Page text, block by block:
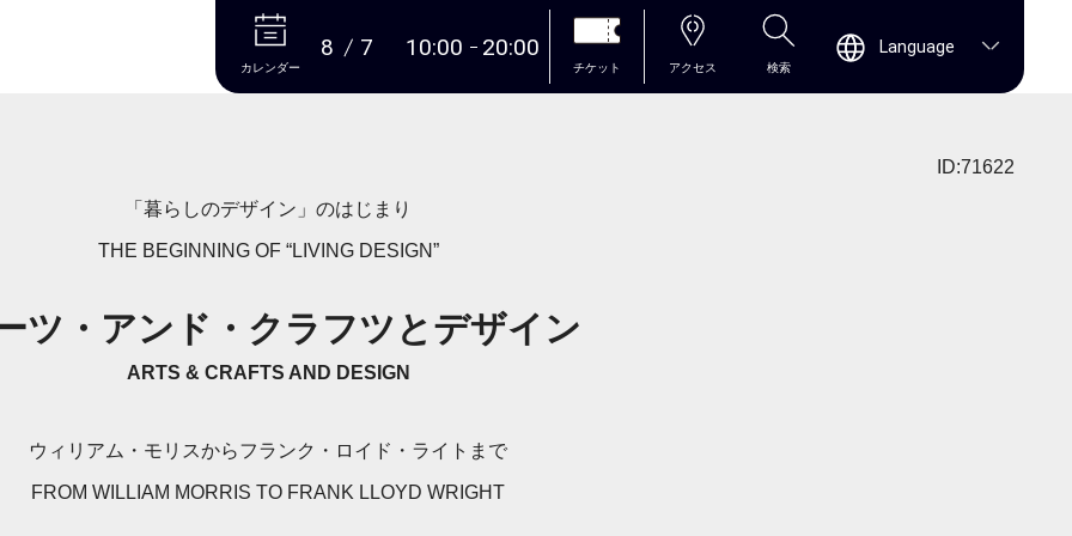
本文へ
カレンダー
8 7 10:00 20:00
チケット アクセス 検索
Language
ID:71622
「暮らしのデザイン」のはじまり
THE BEGINNING OF “LIVING DESIGN”
ツ・アンド・クラフツとデザイン
ARTS & CRAFTS AND DESIGN
ウィリアム・モリスからフランク・ロイド・ライトまで
FROM WILLIAM MORRIS TO FRANK LLOYD WRIGHT